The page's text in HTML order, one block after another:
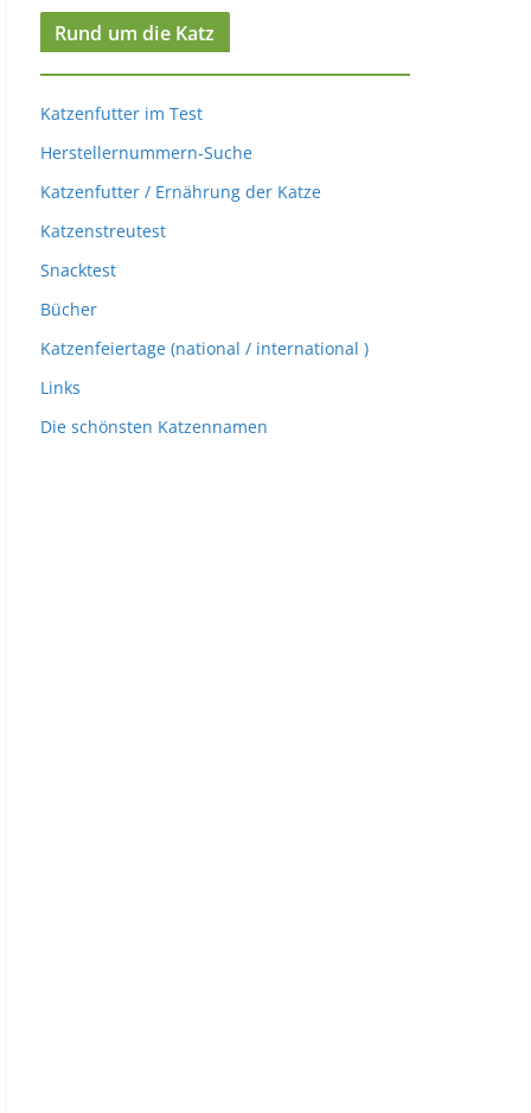
Rund um die Katz
Katzenfutter im Test
Herstellernummern-Suche
Katzenfutter / Ernährung der Katze
Katzenstreutest
Snacktest
Bücher
Katzenfeiertage (national / international )
Links
Die schönsten Katzennamen